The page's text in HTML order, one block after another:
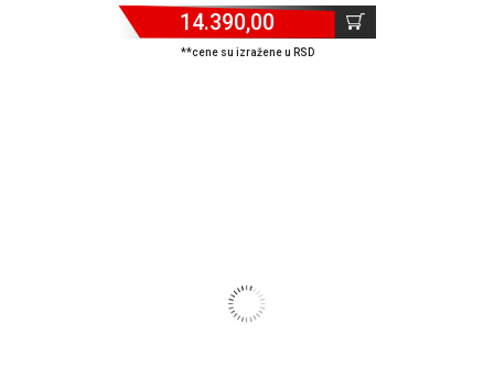
14.390,00
**cene su izražene u RSD